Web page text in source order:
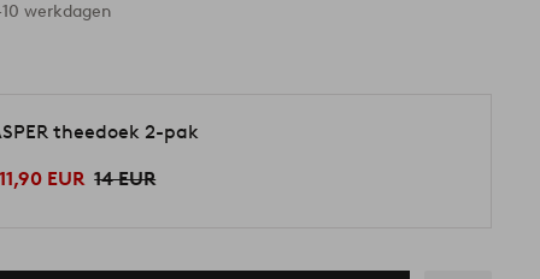
werkdagen
theedoek 2-pak
11,90 EUR 14 EUR